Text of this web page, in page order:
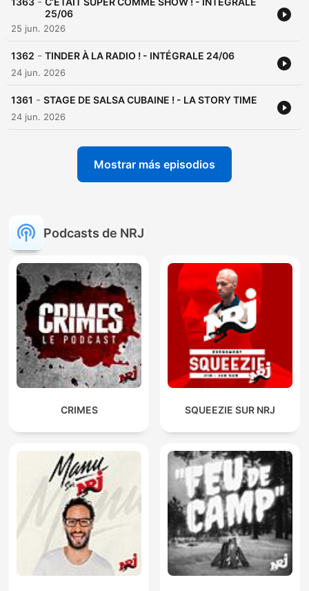
25/06
25 jun. 2026
1362 - TINDER À LA RADIO ! - INTÉGRALE 24/06
24 jun. 2026
1361 - STAGE DE SALSA CUBAINE ! - LA STORY TIME
24 jun. 2026
Mostrar más episodios
Podcasts de NRJ
CRIMES SQUEEZIE SUR NRJ